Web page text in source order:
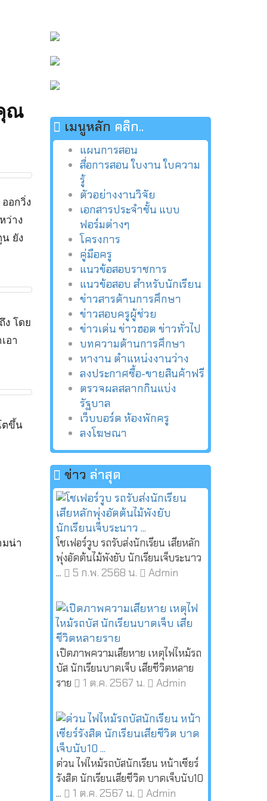
ณ
อกวิ่ง
ว่าง
ยัง
ง โดย
อา
ตขึ้น
มน่า
เมนูหลัก คลิก..
แผนการสอน
สื่อการสอน ใบงาน ใบความ
รู้
ตัวอย่างงานวิจัย
เอกสารประจำชั้น แบบ
ฟอร์มต่างๆ
โครงการ
คู่มือครู
แนวข้อสอบราชการ
แนวข้อสอบ สำหรับนักเรียน
ข่าวสารด้านการศึกษา
ข่าวสอบครูผู้ช่วย
ข่าวเด่น ข่าวฮอต ข่าวทั่วไป
บทความด้านการศึกษา
หางาน ตำแหน่งงานว่าง
ลงประกาศซื้อ-ขายสินค้าฟรี
ตรวจผลสลากกินแบ่ง
รัฐบาล
เว็บบอร์ด ห้องพักครู
ลงโฆษณา
ข่าว ล่าสุด
โชเฟอร์วูบ รถรับส่งนักเรียน เสียหลัก
พุ่งอัดต้นไม้พังยับ นักเรียนเจ็บระนาว
...
5 ก.พ. 2568 น. Admin
เปิดภาพความเสียหาย เหตุไฟไหม้รถ
บัส นักเรียนบาดเจ็บ เสียชีวิตหลาย
ราย
1 ต.ค. 2567 น. Admin
ด่วน ไฟไหม้รถบัสนักเรียน หน้าเซียร์
รังสิต นักเรียนเสียชีวิต บาดเจ็บนับ10
...
1 ต.ค. 2567 น. Admin